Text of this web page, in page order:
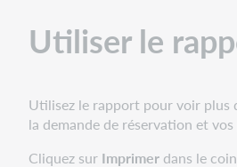
Utiliser le
Utilisez le rapport pour voir plus
la demande de réservation et
Cliquez sur Imprimer dans le